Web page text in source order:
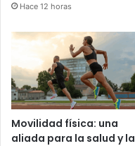
Hace 12 horas
Movilidad física: una
aliada para la salud y la